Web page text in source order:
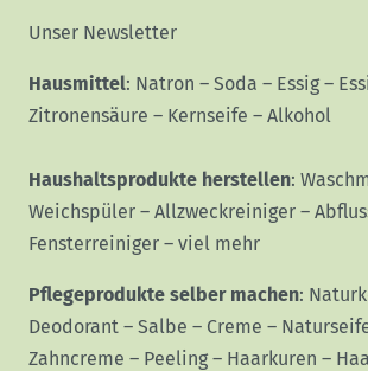
Unser Newsletter
Hausmittel: Natron – Soda – Essig –
Zitronensäure – Kernseife – Alkohol
Haushaltsprodukte herstellen:
Weichspüler – Allzweckreiniger –
Fensterreiniger – viel mehr
Pflegeprodukte selber machen:
Deodorant – Salbe – Creme –
Zahncreme – Peeling – Haarkuren –